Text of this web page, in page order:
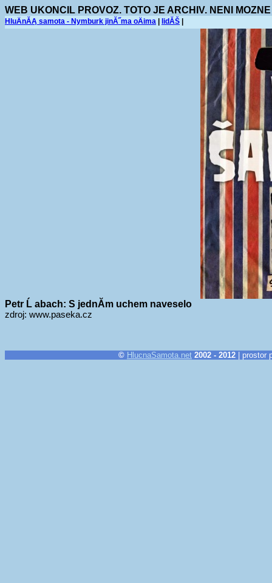
WEB UKONCIL PROVOZ. TOTO JE ARCHIV. NENI
HluÄnĂĄ samota - Nymburk jinĂ˝ma oÄima lidĂŠ
Petr Ĺ abach: S jednĂ­m uchem naveselo
zdroj: www.paseka.cz
© HlucnaSamota.net 2002 - 2012 | prostor